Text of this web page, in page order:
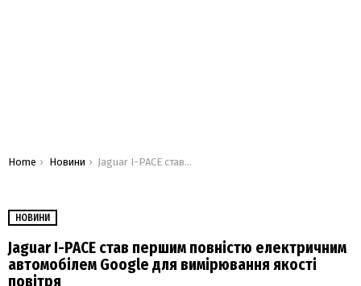
You are here:
Home Новини Jaguar I-PACE став першим повністю електричним автомобілем Google для вимірювання якості повітря
НОВИНИ
Jaguar I-PACE став першим повністю електричним
автомобілем Google для вимірювання якості
повітря